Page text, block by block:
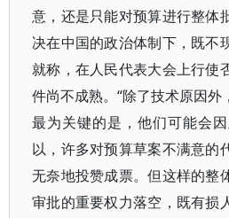
意，还是只能对预算进行整体
决在中国的政治体制下，既不
就称，在人民代表大会上行使
件尚不成熟。“除了技术原因外
最为关键的是，他们可能会
以，许多对预算草案不满意的
无奈地投赞成票。但这样的整
审批的重要权力落空，既有损